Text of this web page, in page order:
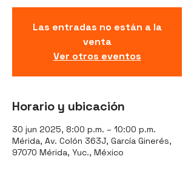
Las entradas no están a la
venta
Ver otros eventos
Horario y ubicación
30 jun 2025, 8:00 p.m. – 10:00 p.m.
Mérida, Av. Colón 363J, García Ginerés,
97070 Mérida, Yuc., México